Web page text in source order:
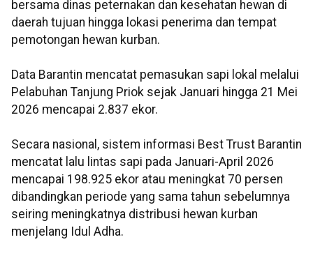
bersama dinas peternakan dan kesehatan hewan di
daerah tujuan hingga lokasi penerima dan tempat
pemotongan hewan kurban.
Data Barantin mencatat pemasukan sapi lokal melalui
Pelabuhan Tanjung Priok sejak Januari hingga 21 Mei
2026 mencapai 2.837 ekor.
Secara nasional, sistem informasi Best Trust Barantin
mencatat lalu lintas sapi pada Januari-April 2026
mencapai 198.925 ekor atau meningkat 70 persen
dibandingkan periode yang sama tahun sebelumnya
seiring meningkatnya distribusi hewan kurban
menjelang Idul Adha.